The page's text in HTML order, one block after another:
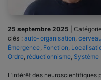
25 septembre 2025
clés : auto-organisation, cerveau
Émergence, Fonction,
Ordre, réductionnisme, Système
L’intérêt des